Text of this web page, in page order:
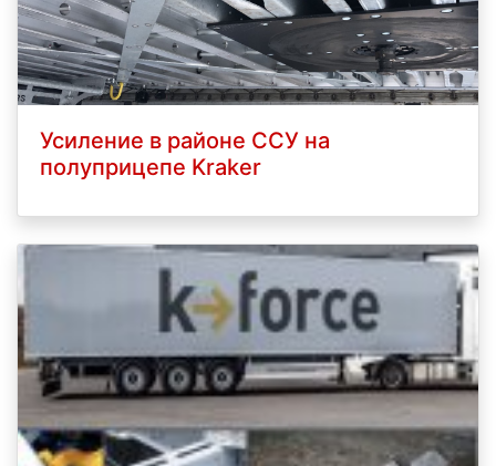
Усиление в районе ССУ на
полуприцепе Kraker